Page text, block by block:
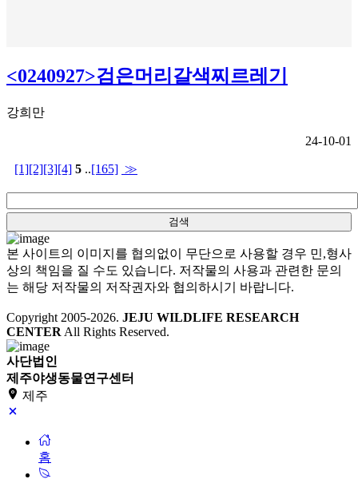
<0240927>검은머리갈색찌르레기
강희만
24-10-01
[1][2][3][4] 5 ..[165] ≫
본 사이트의 이미지를 협의없이 무단으로 사용할 경우 민,형사
상의 책임을 질 수도 있습니다. 저작물의 사용과 관련한 문의
는 해당 저작물의 저작권자와 협의하시기 바랍니다.
Copyright 2005-2026. JEJU WILDLIFE RESEARCH
CENTER All Rights Reserved.
사단법인
제주야생동물연구센터
제주
홈